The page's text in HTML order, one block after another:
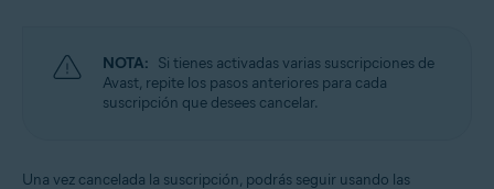
NOTA: Si tienes activadas varias suscripciones de
Avast, repite los pasos anteriores para cada
suscripción que desees cancelar.
Una vez cancelada la suscripción, podrás seguir usando las